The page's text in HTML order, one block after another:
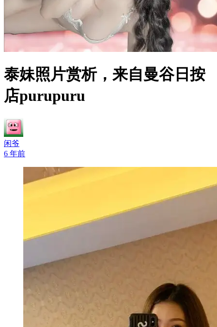
泰妹照片赏析，来自曼谷日按
店purupuru
闲爷
6 年前